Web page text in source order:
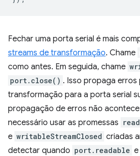
Fechar uma porta serial é mais
streams de transformação. Chame
como antes. Em seguida, chame
port.close() . Isso propaga erros
transformação para a porta serial
propagação de erros não
necessário usar as promessas
e writableStreamClosed criadas
detectar quando port.readable e